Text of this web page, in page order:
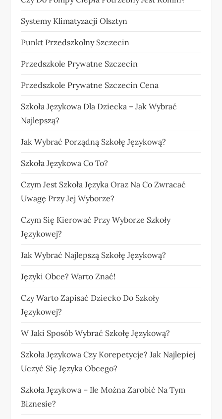
Systemy Klimatyzacji Olsztyn
Punkt Przedszkolny Szczecin
Przedszkole Prywatne Szczecin
Przedszkole Prywatne Szczecin Cena
Szkoła Językowa Dla Dziecka – Jak Wybrać
Najlepszą?
Jak Wybrać Porządną Szkołę Językową?
Szkoła Językowa Co To?
Czym Jest Szkoła Języka Oraz Na Co Zwracać
Uwagę Przy Jej Wyborze?
Czym Się Kierować Przy Wyborze Szkoły
Językowej?
Jak Wybrać Najlepszą Szkołę Językową?
Języki Obce? Warto Znać!
Czy Warto Zapisać Dziecko Do Szkoły
Językowej?
W Jaki Sposób Wybrać Szkołę Językową?
Szkoła Językowa Czy Korepetycje? Jak Najlepiej
Uczyć Się Języka Obcego?
Szkoła Językowa – Ile Można Zarobić Na Tym
Biznesie?